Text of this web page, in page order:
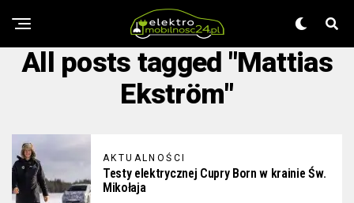
All posts tagged "Mattias
Ekström"
AKTUALNOŚCI
Testy elektrycznej Cupry Born w krainie Św.
Mikołaja